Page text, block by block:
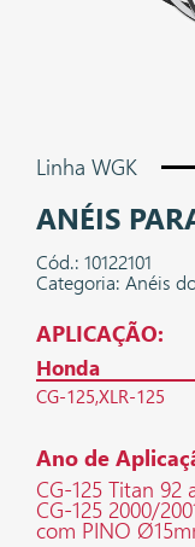
Linha WGK
ANÉIS
Cód.: 10122101
Categoria: Anéis
APLICAÇÃO:
Honda
CG-125 XLR-125
Ano de
CG-125 Titan 92
CG-125 2000/
com PINO